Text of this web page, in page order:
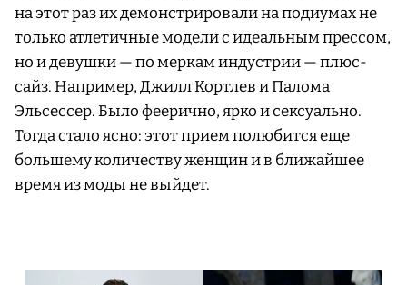
на этот раз их демонстрировали на подиумах не
только атлетичные модели с идеальным прессом,
но и девушки — по меркам индустрии — плюс-
сайз. Например, Джилл Кортлев и Палома
Эльсессер. Было феерично, ярко и сексуально.
Тогда стало ясно: этот прием полюбится еще
большему количеству женщин и в ближайшее
время из моды не выйдет.